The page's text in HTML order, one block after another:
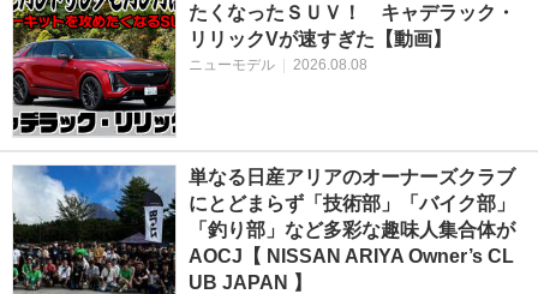
たくなったＳＵＶ！ キャデラック・
リリックVが速すぎた【動画】
ニューモデル | 2026.08.08
単なる日産アリアのオーナーズクラブ
にとどまらず「技術部」「バイク部」
「釣り部」など多彩な趣味人集合体が
AOCJ【 NISSAN ARIYA Owner’s CL
UB JAPAN 】